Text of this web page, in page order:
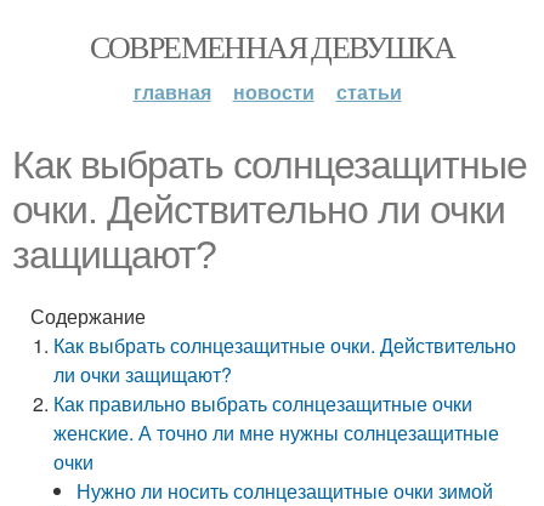
СОВРЕМЕННАЯ ДЕВУШКА
главная новости статьи
Как выбрать солнцезащитные
очки. Действительно ли очки
защищают?
Содержание
Как выбрать солнцезащитные очки. Действительно
ли очки защищают?
Как правильно выбрать солнцезащитные очки
женские. А точно ли мне нужны солнцезащитные
очки
Нужно ли носить солнцезащитные очки зимой